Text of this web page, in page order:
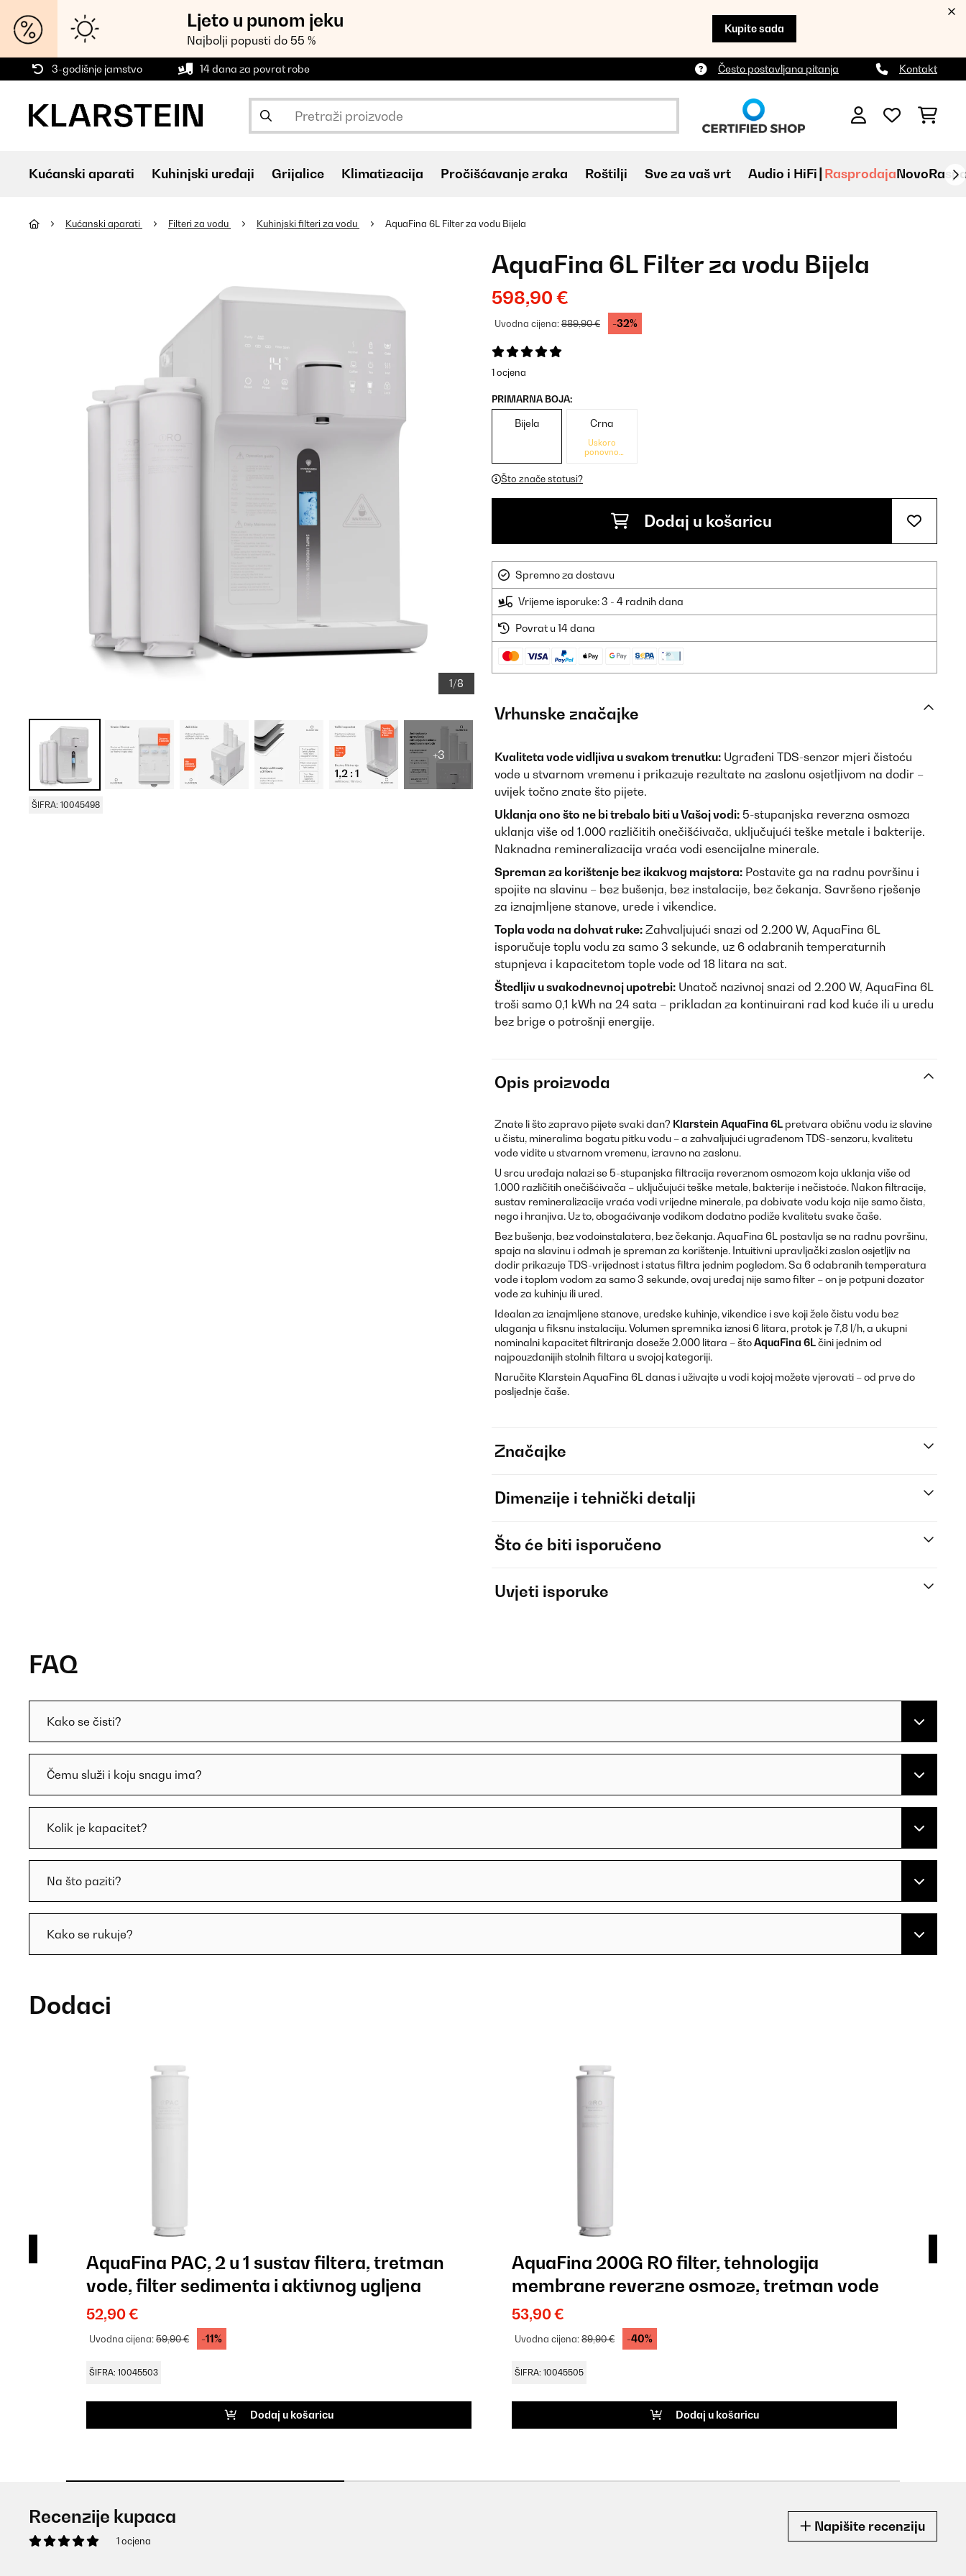
Ljeto u punom jeku
Najbolji popusti do 55 %
Kupite sada
3-godišnje jamstvo 14 dana za povrat robe Često postavljana pitanja Kontakt
Kućanski aparati Kuhinjski uređaji Grijalice Klimatizacija Pročišćavanje zraka Roštilji Sve za vaš vrt Audio i HiFi RasprodajaNovo
Kućanski aparati Filteri za vodu Kuhinjski filteri za vodu AquaFina 6L Filter za vodu Bijela
1/8
+3
ŠIFRA: 10045498
AquaFina 6L Filter za vodu Bijela
598,90 €
Uvodna cijena:889,90 € -32%
1 ocjena
PRIMARNA BOJA:
Bijela Crna
Uskoro
ponovno
Što znače statusi?
Dodaj u košaricu
Spremno za dostavu
Vrijeme isporuke: 3 - 4 radnih dana
Povrat u 14 dana
Vrhunske značajke
Kvaliteta vode vidljiva u svakom trenutku: Ugrađeni TDS-senzor mjeri čistoću
vode u stvarnom vremenu i prikazuje rezultate na zaslonu osjetljivom na dodir –
uvijek točno znate što pijete.
Uklanja ono što ne bi trebalo biti u Vašoj vodi: 5-stupanjska reverzna osmoza
uklanja više od 1.000 različitih onečišćivača, uključujući teške metale i bakterije.
Naknadna remineralizacija vraća vodi esencijalne minerale.
Spreman za korištenje bez ikakvog majstora: Postavite ga na radnu površinu i
spojite na slavinu – bez bušenja, bez instalacije, bez čekanja. Savršeno rješenje
za iznajmljene stanove, urede i vikendice.
Topla voda na dohvat ruke: Zahvaljujući snazi od 2.200 W, AquaFina 6L
isporučuje toplu vodu za samo 3 sekunde, uz 6 odabranih temperaturnih
stupnjeva i kapacitetom tople vode od 18 litara na sat.
Štedljiv u svakodnevnoj upotrebi: Unatoč nazivnoj snazi od 2.200 W, AquaFina 6L
troši samo 0,1 kWh na 24 sata – prikladan za kontinuirani rad kod kuće ili u uredu
bez brige o potrošnji energije.
Opis proizvoda
Znate li što zapravo pijete svaki dan? Klarstein AquaFina 6L pretvara običnu vodu iz slavine
u čistu, mineralima bogatu pitku vodu – a zahvaljujući ugrađenom TDS-senzoru, kvalitetu
vode vidite u stvarnom vremenu, izravno na zaslonu.
U srcu uređaja nalazi se 5-stupanjska filtracija reverznom osmozom koja uklanja više od
1.000 različitih onečišćivača – uključujući teške metale, bakterije i nečistoće. Nakon filtracije,
sustav remineralizacije vraća vodi vrijedne minerale, pa dobivate vodu koja nije samo čista,
nego i hranjiva. Uz to, obogaćivanje vodikom dodatno podiže kvalitetu svake čaše.
Bez bušenja, bez vodoinstalatera, bez čekanja. AquaFina 6L postavlja se na radnu površinu,
spaja na slavinu i odmah je spreman za korištenje. Intuitivni upravljački zaslon osjetljiv na
dodir prikazuje TDS-vrijednost i status filtra jednim pogledom. Sa 6 odabranih temperatura
vode i toplom vodom za samo 3 sekunde, ovaj uređaj nije samo filter – on je potpuni dozator
vode za kuhinju ili ured.
Idealan za iznajmljene stanove, uredske kuhinje, vikendice i sve koji žele čistu vodu bez
ulaganja u fiksnu instalaciju. Volumen spremnika iznosi 6 litara, protok je 7,8 l/h, a ukupni
nominalni kapacitet filtriranja doseže 2.000 litara – štoAquaFina 6Lčini jednim od
najpouzdanijih stolnih filtara u svojoj kategoriji.
Naručite Klarstein AquaFina 6L danas i uživajte u vodi kojoj možete vjerovati – od prve do
posljednje čaše.
Značajke
Dimenzije i tehnički detalji
Što će biti isporučeno
Uvjeti isporuke
FAQ
Kako se čisti?
Čemu služi i koju snagu ima?
Kolik je kapacitet?
Na što paziti?
Kako se rukuje?
Dodaci
AquaFina PAC, 2 u 1 sustav filtera, tretman
vode, filter sedimenta i aktivnog ugljena
52,90 €
Uvodna cijena:59,90 € -11%
ŠIFRA: 10045503
Dodaj u košaricu
AquaFina 200G RO filter, tehnologija
membrane reverzne osmoze, tretman vode
53,90 €
Uvodna cijena:89,90 € -40%
ŠIFRA: 10045505
Dodaj u košaricu
Recenzije kupaca
1 ocjena
Napišite recenziju